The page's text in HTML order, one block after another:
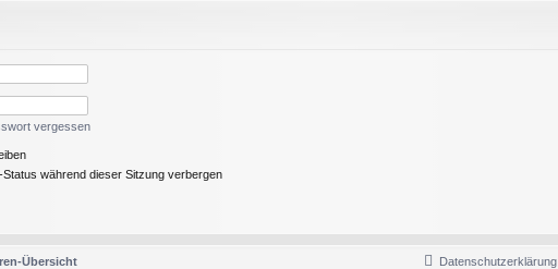
vergessen
Status während dieser Sitzung verbergen
Übersicht Datenschutzerklärung